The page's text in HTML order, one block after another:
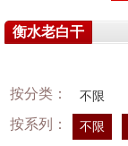
衡水老白干
按分类： 不限
按系列： 不限